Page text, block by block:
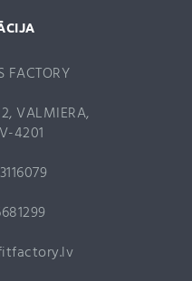
FACTORY
VALMIERA,
4201